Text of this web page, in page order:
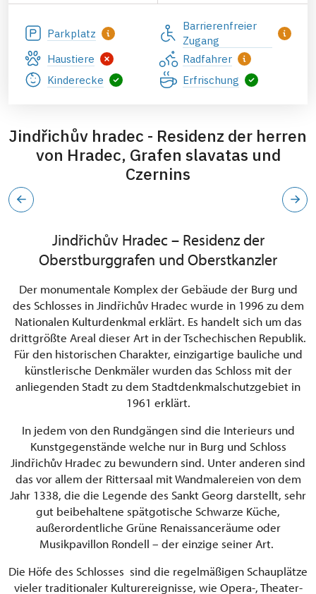
Parkplatz
Barrierenfreier
Zugang
Haustiere
Radfahrer
Kinderecke
Erfrischung
Jindřichův hradec - Residenz der herren
von Hradec, Grafen slavatas und
Czernins
Jindřichův Hradec – Residenz der
Oberstburggrafen und Oberstkanzler
Der monumentale Komplex der Gebäude der Burg und
des Schlosses in Jindřichův Hradec wurde in 1996 zu dem
Nationalen Kulturdenkmal erklärt. Es handelt sich um das
drittgrößte Areal dieser Art in der Tschechischen Republik.
Für den historischen Charakter, einzigartige bauliche und
künstlerische Denkmäler wurden das Schloss mit der
anliegenden Stadt zu dem Stadtdenkmalschutzgebiet in
1961 erklärt.
In jedem von den Rundgängen sind die Interieurs und
Kunstgegenstände welche nur in Burg und Schloss
Jindřichův Hradec zu bewundern sind. Unter anderen sind
das vor allem der Rittersaal mit Wandmalereien von dem
Jahr 1338, die die Legende des Sankt Georg darstellt, sehr
gut beibehaltene spätgotische Schwarze Küche,
außerordentliche Grüne Renaissanceräume oder
Musikpavillon Rondell – der einzige seiner Art.
Die Höfe des Schlosses sind die regelmäßigen Schauplätze
vieler traditionaler Kulturereignisse, wie Opera-, Theater-